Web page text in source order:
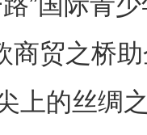
商贸之桥助
上的丝绸